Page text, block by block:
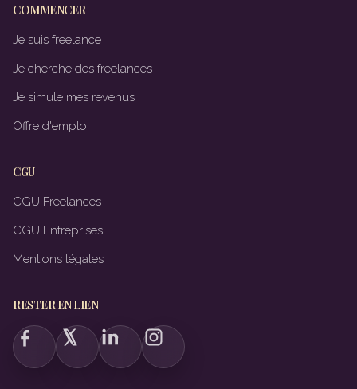
COMMENCER
Je suis freelance
Je cherche des freelances
Je simule mes revenus
Offre d'emploi
CGU
CGU Freelances
CGU Entreprises
Mentions légales
RESTER EN LIEN